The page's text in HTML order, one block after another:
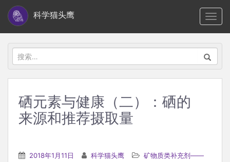
i
科学猫头鹰
搜
索：
硒元素与健康（二）：硒的
来源和推荐摄取量
2018年1月11日 科学猫头鹰
矿物质类补充剂——